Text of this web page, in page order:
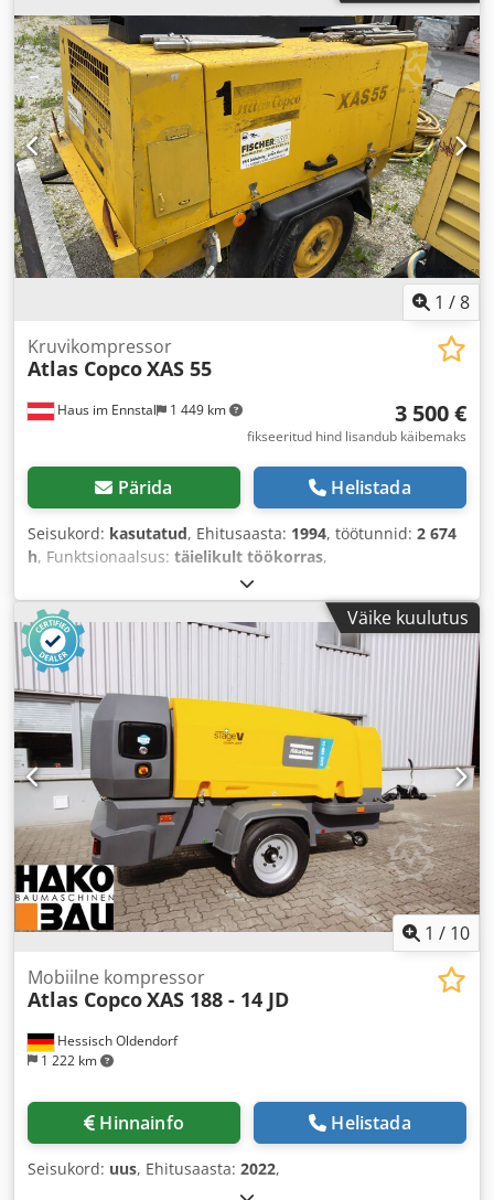
1 /8
Haus im Ennstal 1 449 km
Kruvikompressor
Atlas CopcoXAS 55
3 500 €
fikseeritud hind lisandub käibemaks
Pärida Helistada
Seisukord: kasutatud, Ehitusaasta: 1994, töötunnid: 2 674
h, Funktsionaalsus: täielikult töökorras,
Väike kuulutus
1 / 10
Hessisch Oldendorf
1 222 km
Mobiilne kompressor
Atlas CopcoXAS 188 - 14 JD
Hinnainfo Helistada
Seisukord: uus, Ehitusaasta: 2022,